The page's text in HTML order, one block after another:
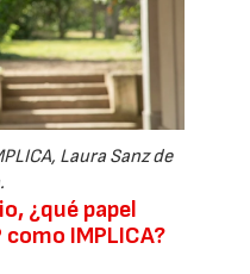
Laura Sanz de
¿qué papel
como IMPLICA?